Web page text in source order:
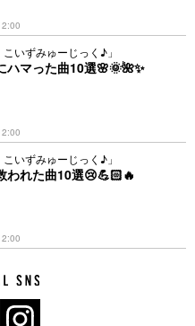
いずみゅーじっく♪」
ハマった曲10選🌸🌞🌺✨
いずみゅーじっく♪」
われた曲10選😢💪🏻🔥